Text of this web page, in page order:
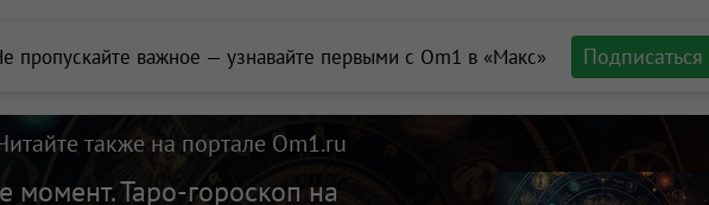
пропускайте важное — узнавайте первыми с Om1 в «Макс» Подписаться
также на портале Om1.ru
момент. Таро-гороскоп на